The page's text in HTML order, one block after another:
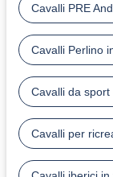
Cavalli PRE
Cavalli Perlino
Cavalli da sport
Cavalli per